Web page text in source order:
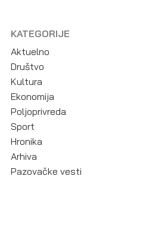
KATEGORIJE
Aktuelno
Društvo
Kultura
Ekonomija
Poljoprivreda
Sport
Hronika
Arhiva
Pazovačke vesti